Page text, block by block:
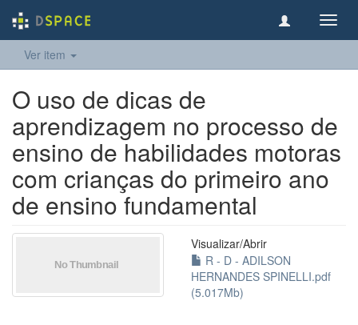
Ver item
O uso de dicas de
aprendizagem no processo de
ensino de habilidades motoras
com crianças do primeiro ano
de ensino fundamental
Visualizar/Abrir
R - D - ADILSON
HERNANDES SPINELLI.pdf
(5.017Mb)